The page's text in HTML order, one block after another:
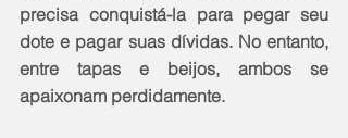
precisa conquistá-la para pegar seu
dote e pagar suas dívidas. No entanto,
entre tapas e beijos, ambos se
apaixonam perdidamente.